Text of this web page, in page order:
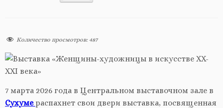
Количество просмотров: 487
7 марта 2026 года в Центральном выставочном зале в
Сухуме распахнет свои двери выставка, посвященная